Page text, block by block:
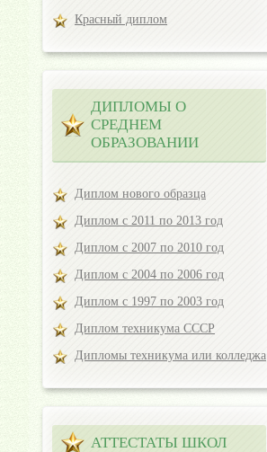
Красный диплом
ДИПЛОМЫ О
СРЕДНЕМ
ОБРАЗОВАНИИ
Диплом нового образца
Диплом с 2011 по 2013 год
Диплом с 2007 по 2010 год
Диплом с 2004 по 2006 год
Диплом с 1997 по 2003 год
Диплом техникума СССР
Дипломы техникума или колледжа
АТТЕСТАТЫ ШКОЛ